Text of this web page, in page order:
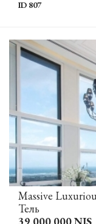
ID 807
Тель
39,000,000 NIS